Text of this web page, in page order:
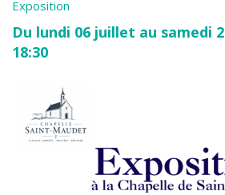
Exposition
Du lundi 06 juillet au samedi
18:30